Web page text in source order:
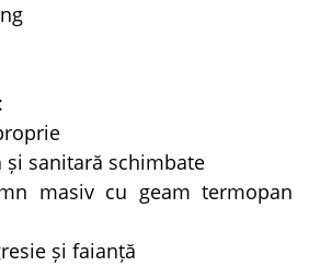
:
și sanitară schimbate
masiv cu geam termopan
și faianță